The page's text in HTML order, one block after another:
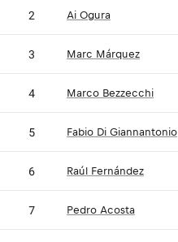
2 Ai Ogura
3 Marc Márquez
4 Marco Bezzecchi
5 Fabio Di Giannantonio
6 Raúl Fernández
7 Pedro Acosta